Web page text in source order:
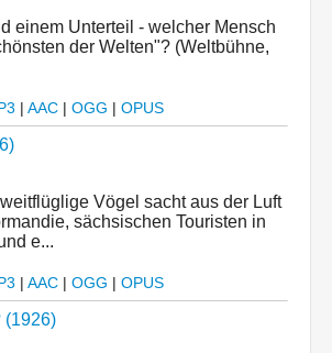
einem Unterteil - welcher Mensch
der Welten"? (Weltbühne,
| AAC | OGG | OPUS
Vögel sacht aus der Luft
sächsischen Touristen in
e...
| AAC | OGG | OPUS
(1926)